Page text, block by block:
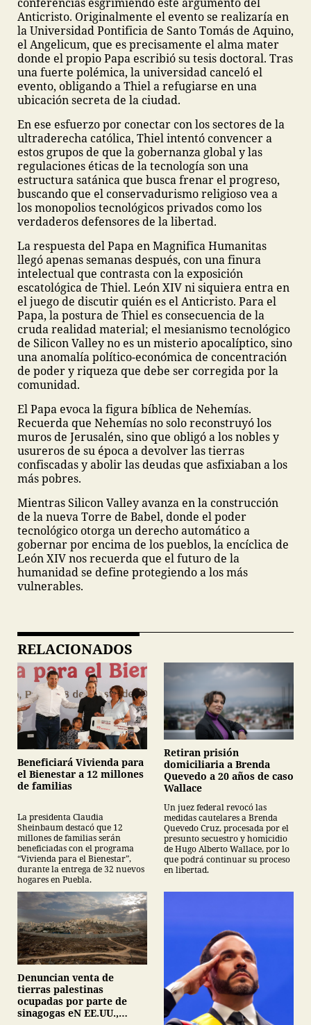
Anticristo. Originalmente el evento se realizaría en
la Universidad Pontificia de Santo Tomás de Aquino,
el Angelicum, que es precisamente el alma mater
donde el propio Papa escribió su tesis doctoral. Tras
una fuerte polémica, la universidad canceló el
evento, obligando a Thiel a refugiarse en una
ubicación secreta de la ciudad.
En ese esfuerzo por conectar con los sectores de la
ultraderecha católica, Thiel intentó convencer a
estos grupos de que la gobernanza global y las
regulaciones éticas de la tecnología son una
estructura satánica que busca frenar el progreso,
buscando que el conservadurismo religioso vea a
los monopolios tecnológicos privados como los
verdaderos defensores de la libertad.
La respuesta del Papa en Magnifica Humanitas
llegó apenas semanas después, con una finura
intelectual que contrasta con la exposición
escatológica de Thiel. León XIV ni siquiera entra en
el juego de discutir quién es el Anticristo. Para el
Papa, la postura de Thiel es consecuencia de la
cruda realidad material; el mesianismo tecnológico
de Silicon Valley no es un misterio apocalíptico, sino
una anomalía político-económica de concentración
de poder y riqueza que debe ser corregida por la
comunidad.
El Papa evoca la figura bíblica de Nehemías.
Recuerda que Nehemías no solo reconstruyó los
muros de Jerusalén, sino que obligó a los nobles y
usureros de su época a devolver las tierras
confiscadas y abolir las deudas que asfixiaban a los
más pobres.
Mientras Silicon Valley avanza en la construcción
de la nueva Torre de Babel, donde el poder
tecnológico otorga un derecho automático a
gobernar por encima de los pueblos, la encíclica de
León XIV nos recuerda que el futuro de la
humanidad se define protegiendo a los más
vulnerables.
RELACIONADOS
Beneficiará Vivienda para
el Bienestar a 12 millones
de familias
La presidenta Claudia
Sheinbaum destacó que 12
millones de familias serán
beneficiadas con el programa
“Vivienda para el Bienestar”,
durante la entrega de 32 nuevos
hogares en Puebla.
Retiran prisión
domiciliaria a Brenda
Quevedo a 20 años de caso
Wallace
Un juez federal revocó las
medidas cautelares a Brenda
Quevedo Cruz, procesada por el
presunto secuestro y homicidio
de Hugo Alberto Wallace, por lo
que podrá continuar su proceso
en libertad.
Denuncian venta de
tierras palestinas
ocupadas por parte de
sinagogas eN EE.UU.,